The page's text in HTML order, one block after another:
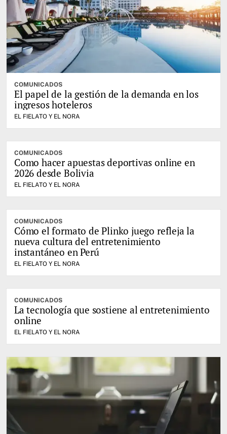
COMUNICADOS
El papel de la gestión de la demanda en los
ingresos hoteleros
EL FIELATO Y EL NORA
COMUNICADOS
Como hacer apuestas deportivas online en
2026 desde Bolivia
EL FIELATO Y EL NORA
COMUNICADOS
Cómo el formato de Plinko juego refleja la
nueva cultura del entretenimiento
instantáneo en Perú
EL FIELATO Y EL NORA
COMUNICADOS
La tecnología que sostiene al entretenimiento
online
EL FIELATO Y EL NORA